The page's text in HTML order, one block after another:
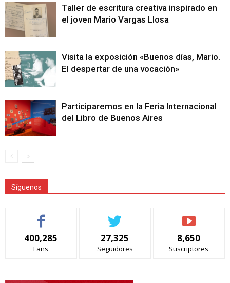
Taller de escritura creativa inspirado en
el joven Mario Vargas Llosa
Visita la exposición «Buenos días, Mario.
El despertar de una vocación»
Participaremos en la Feria Internacional
del Libro de Buenos Aires
Síguenos
400,285
Fans
27,325
Seguidores
8,650
Suscriptores